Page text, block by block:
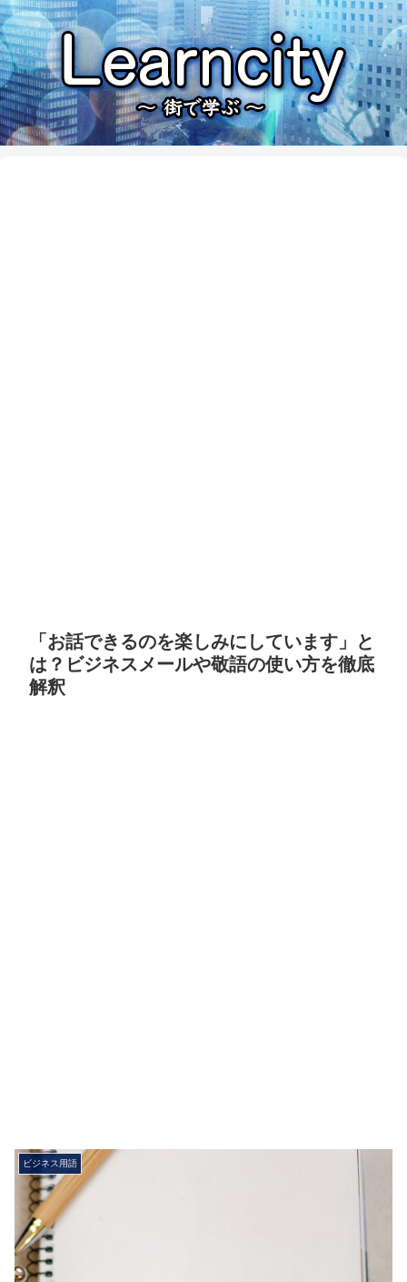
「お話できるのを楽しみにしています」と
は？ビジネスメールや敬語の使い方を徹底
解釈
ビジネス用語